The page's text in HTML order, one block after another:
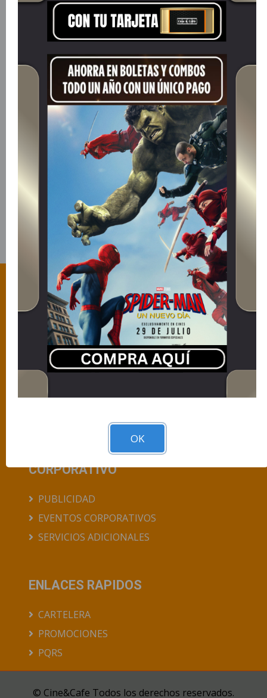
ENVIAR MENSAJE
CORPORATIVO
PUBLICIDAD
EVENTOS CORPORATIVOS
SERVICIOS ADICIONALES
ENLACES RAPIDOS
CARTELERA
PROMOCIONES
PQRS
© Cine&Cafe Todos los derechos reservados.
OK